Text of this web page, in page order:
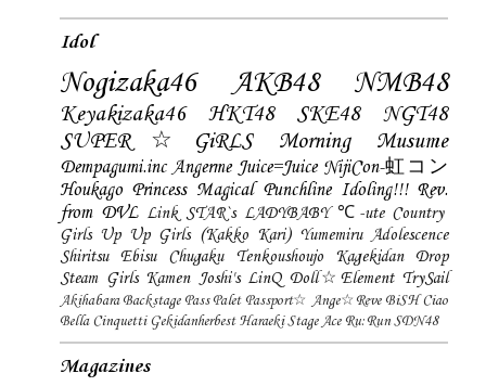
Idol
Nogizaka46 AKB48 NMB48
Keyakizaka46 HKT48 SKE48
NGT48
SUPER☆GiRLS
Morning Musume
Dempagumi.inc Angerme Juice=Juice NijiCon-虹コン
Houkago Princess Magical Punchline Idoling!!! Rev.
from DVL Link STAR`s LADYBABY ℃-ute Country
Girls Up Up Girls (Kakko Kari) Yumemiru Adolescence
Shiritsu Ebisu Chugaku
Tenkoushoujo Kagekidan
Drop
Steam Girls Kamen Joshi's LinQ Doll☆Element TrySail
Akihabara Backstage Pass Palet Passport☆ Ange☆Reve BiSH Ciao
Bella Cinquetti Gekidanherbest Haraeki Stage Ace Ru:Run SDN48
Magazines